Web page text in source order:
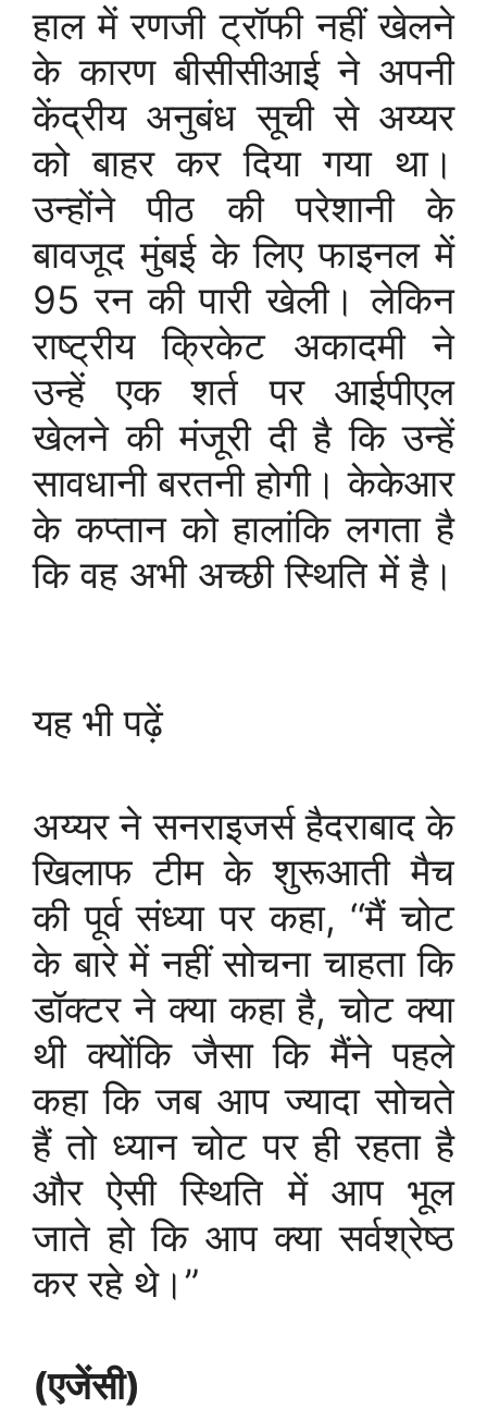
हाल में रणजी ट्रॉफी नहीं खेलने
के कारण बीसीसीआई ने अपनी
केंद्रीय अनुबंध सूची से अय्यर
को बाहर कर दिया गया था।
उन्होंने पीठ की परेशानी के
बावजूद मुंबई के लिए फाइनल में
95 रन की पारी खेली। लेकिन
राष्ट्रीय क्रिकेट अकादमी ने
उन्हें एक शर्त पर आईपीएल
खेलने की मंजूरी दी है कि उन्हें
सावधानी बरतनी होगी। केकेआर
के कप्तान को हालांकि लगता है
कि वह अभी अच्छी स्थिति में है।
यह भी पढ़ें
अय्यर ने सनराइजर्स हैदराबाद के
खिलाफ टीम के शुरूआती मैच
की पूर्व संध्या पर कहा, ‘‘मैं चोट
के बारे में नहीं सोचना चाहता कि
डॉक्टर ने क्या कहा है, चोट क्या
थी क्योंकि जैसा कि मैंने पहले
कहा कि जब आप ज्यादा सोचते
हैं तो ध्यान चोट पर ही रहता है
और ऐसी स्थिति में आप भूल
जाते हो कि आप क्या सर्वश्रेष्ठ
कर रहे थे।”
(एजेंसी)